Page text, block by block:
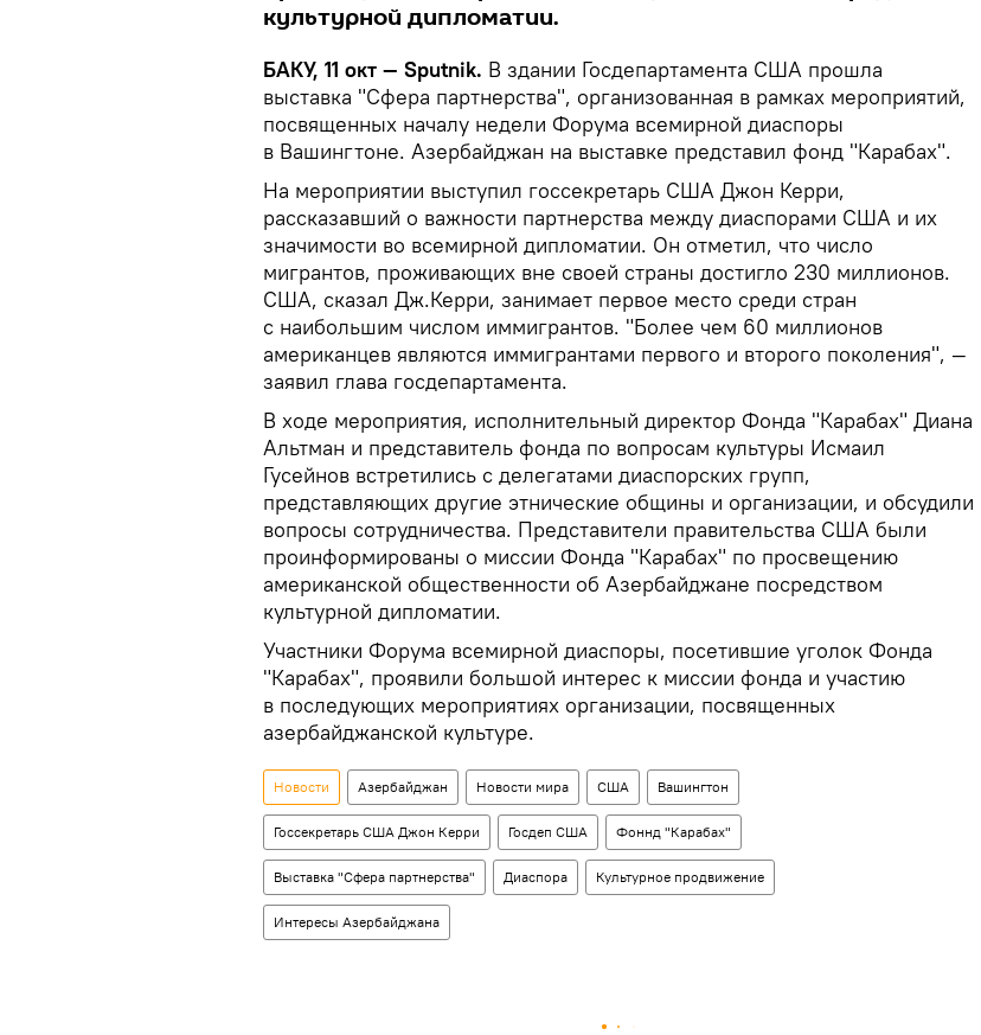
культурной дипломатии.
БАКУ, 11 окт — Sputnik. В здании Госдепартамента США прошла
выставка "Сфера партнерства", организованная в рамках мероприятий,
посвященных началу недели Форума всемирной диаспоры
в Вашингтоне. Азербайджан на выставке представил фонд "Карабах".
На мероприятии выступил госсекретарь США Джон Керри,
рассказавший о важности партнерства между диаспорами США и их
значимости во всемирной дипломатии. Он отметил, что число
мигрантов, проживающих вне своей страны достигло 230 миллионов.
США, сказал Дж.Керри, занимает первое место среди стран
с наибольшим числом иммигрантов. "Более чем 60 миллионов
американцев являются иммигрантами первого и второго поколения", —
заявил глава госдепартамента.
В ходе мероприятия, исполнительный директор Фонда "Карабах" Диана
Альтман и представитель фонда по вопросам культуры Исмаил
Гусейнов встретились с делегатами диаспорских групп,
представляющих другие этнические общины и организации, и обсудили
вопросы сотрудничества. Представители правительства США были
проинформированы о миссии Фонда "Карабах" по просвещению
американской общественности об Азербайджане посредством
культурной дипломатии.
Участники Форума всемирной диаспоры, посетившие уголок Фонда
"Карабах", проявили большой интерес к миссии фонда и участию
в последующих мероприятиях организации, посвященных
азербайджанской культуре.
Новости Азербайджан Новости мира США Вашингтон
Госсекретарь США Джон Керри Госдеп США Фоннд "Карабах"
Выставка "Сфера партнерства" Диаспора Культурное продвижение
Интересы Азербайджана